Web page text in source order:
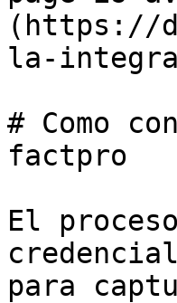
(https://
la-
# Como
factpro
El
para